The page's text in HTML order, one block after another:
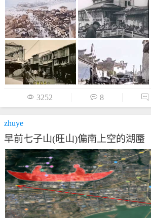
 3252  8 
zhuye
早前七子山(旺山)偏南上空的湖蜃